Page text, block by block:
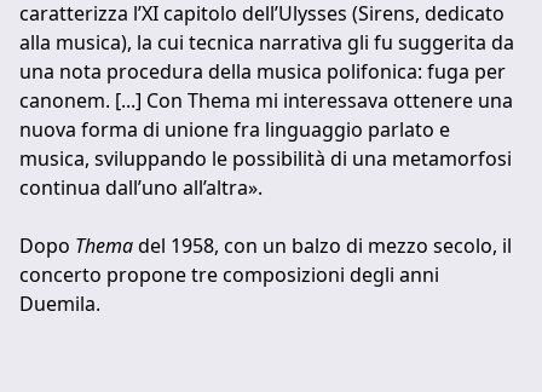
caratterizza l’XI capitolo dell’Ulysses (Sirens, dedicato
alla musica), la cui tecnica narrativa gli fu suggerita da
una nota procedura della musica polifonica: fuga per
canonem. [...] Con Thema mi interessava ottenere una
nuova forma di unione fra linguaggio parlato e
musica, sviluppando le possibilità di una metamorfosi
continua dall’uno all’altra».
Dopo Themadel 1958, con un balzo di mezzo secolo, il
concerto propone tre composizioni degli anni
Duemila.